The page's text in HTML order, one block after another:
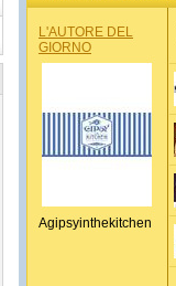
L'AUTORE DEL
GIORNO
Agipsyinthekitchen